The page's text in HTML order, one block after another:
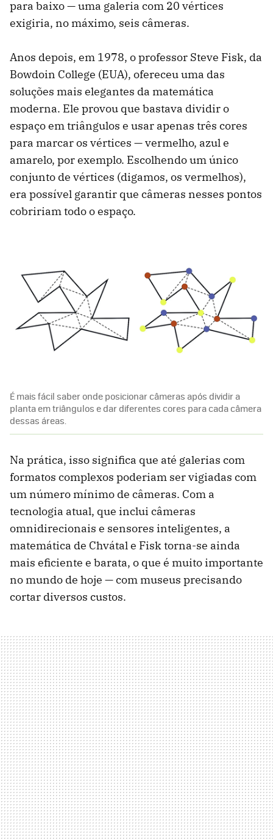
para baixo — uma galeria com 20 vértices
exigiria, no máximo, seis câmeras.
Anos depois, em 1978, o professor Steve Fisk, da
Bowdoin College (EUA), ofereceu uma das
soluções mais elegantes da matemática
moderna. Ele provou que bastava dividir o
espaço em triângulos e usar apenas três cores
para marcar os vértices — vermelho, azul e
amarelo, por exemplo. Escolhendo um único
conjunto de vértices (digamos, os vermelhos),
era possível garantir que câmeras nesses pontos
cobririam todo o espaço.
É mais fácil saber onde posicionar câmeras após dividir a
planta em triângulos e dar diferentes cores para cada câmera
dessas áreas.
Na prática, isso significa que até galerias com
formatos complexos poderiam ser vigiadas com
um número mínimo de câmeras. Com a
tecnologia atual, que inclui câmeras
omnidirecionais e sensores inteligentes, a
matemática de Chvátal e Fisk torna-se ainda
mais eficiente e barata, o que é muito importante
no mundo de hoje — com museus precisando
cortar diversos custos.